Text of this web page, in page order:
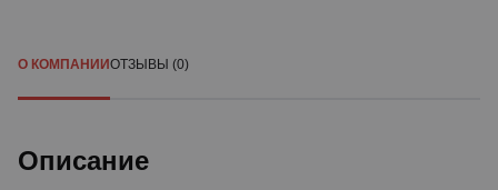
О КОМПАНИИОТЗЫВЫ (0)
Описание